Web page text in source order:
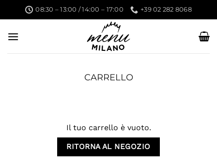
to
08:30 – 13:00 / 14:00 – 17:00 +39 02 282 8068
CARRELLO
Il tuo carrello è vuoto.
RITORNA AL NEGOZIO